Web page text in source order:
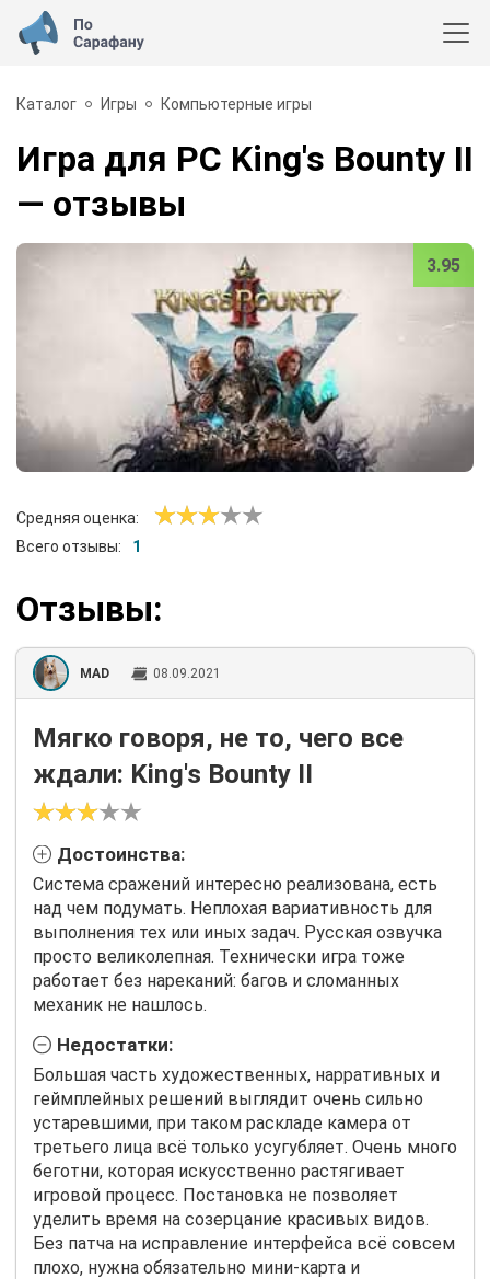
Каталог Игры Компьютерные игры
Игра для PC King's Bounty II
— отзывы
3.95
Средняя оценка:
Всего отзывы:
1
Отзывы:
MAD 08.09.2021
Мягко говоря, не то, чего все
ждали: King's Bounty II
Достоинства:
Система сражений интересно реализована, есть
над чем подумать. Неплохая вариативность для
выполнения тех или иных задач. Русская озвучка
просто великолепная. Технически игра тоже
работает без нареканий: багов и сломанных
механик не нашлось.
Недостатки:
Большая часть художественных, нарративных и
геймплейных решений выглядит очень сильно
устаревшими, при таком раскладе камера от
третьего лица всё только усугубляет. Очень много
беготни, которая искусственно растягивает
игровой процесс. Постановка не позволяет
уделить время на созерцание красивых видов.
Без патча на исправление интерфейса всё совсем
плохо, нужна обязательно мини-карта и